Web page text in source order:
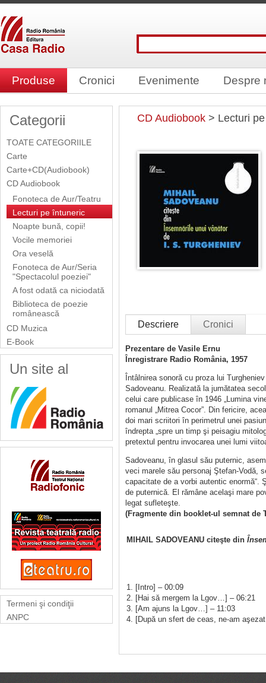
Produse Cronici Evenimente Despre
Categorii
TOATE CATEGORIILE
Carte
Carte+CD(Audiobook)
CD Audiobook
Fonoteca de Aur/Teatru
Lecturi pe întuneric
Noapte bună, copii!
Vocile memoriei
Ora veselă
Fonoteca de Aur/Seria
"Spectacolul poeziei"
A fost odată ca niciodată
Biblioteca de poezie
românească
CD Muzica
E-Book
Un site al
Termeni şi condiţii
ANPC
CD Audiobook > Lecturi
Descriere Cronici
Prezentare de Vasile Ernu
Înregistrare Radio România, 1957
Întâlnirea sonoră cu proza lui
Sadoveanu. Realizată la jumătatea
celui care publicase în 1946 „Lumina
romanul „Mitrea Cocor”. Din fericire,
doi mari scriitori în perimetrul unei
îndrepta „spre un timp şi peisagiu
pretextul pentru invocarea unei lumi
Sadoveanu, în glasul său puternic,
veci marele său personaj Ştefan-Vodă,
capacitate de a vorbi autentic
de puternică. El rămâne acelaşi mare
legat sufleteşte.
(Fragmente din booklet-ul semnat de
MIHAIL SADOVEANU citeşte din
1. [Intro] – 00:09
2. [Hai să mergem la Lgov…] – 06:21
3. [Am ajuns la Lgov…] – 11:03
4. [După un sfert de ceas, ne-am